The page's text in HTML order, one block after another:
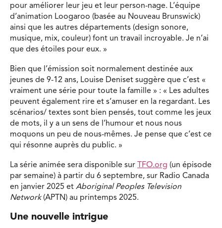
pour améliorer leur jeu et leur person-nage. L’équipe
d’animation Loogaroo (basée au Nouveau Brunswick)
ainsi que les autres départements (design sonore,
musique, mix, couleur) font un travail incroyable. Je n’ai
que des étoiles pour eux. »
Bien que l’émission soit normalement destinée aux
jeunes de 9-12 ans, Louise Deniset suggère que c’est «
vraiment une série pour toute la famille » : « Les adultes
peuvent également rire et s’amuser en la regardant. Les
scénarios/ textes sont bien pensés, tout comme les jeux
de mots, il y a un sens de l’humour et nous nous
moquons un peu de nous-mêmes. Je pense que c’est ce
qui résonne auprès du public. »
La série animée sera disponible sur TFO.org (un épisode
par semaine) à partir du 6 septembre, sur Radio Canada
en janvier 2025 et Aboriginal Peoples Television
Network (APTN) au printemps 2025.
Une nouvelle intrigue